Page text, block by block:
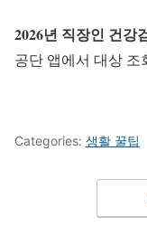
2026년 직장인 건강
공단 앱에서 대상
Categories: 생활 꿀팁